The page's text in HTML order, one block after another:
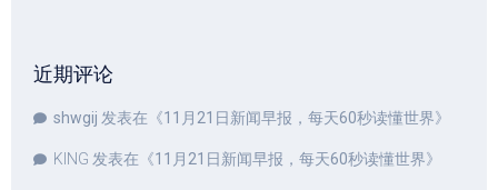
近期评论
shwgij 发表在《11月21日新闻早报，每天60秒读懂世界》
KING 发表在《11月21日新闻早报，每天60秒读懂世界》